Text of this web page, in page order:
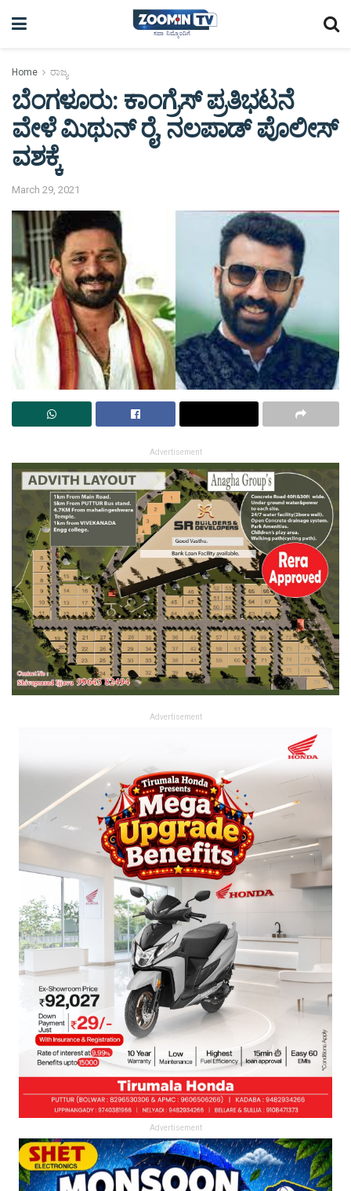
Home ರಾಜ್ಯ
ಬೆಂಗಳೂರು: ಕಾಂಗ್ರೆಸ್‌ ಪ್ರತಿಭಟನೆ
ವೇಳೆ ಮಿಥುನ್‌ ರೈ, ನಲಪಾಡ್‌ ಪೊಲೀಸ್‌
ವಶಕ್ಕೆ
March 29, 2021
Advertisement
Advertisement
Advertisement